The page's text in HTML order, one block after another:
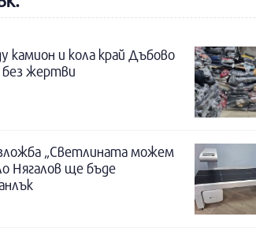
и кола край Дъбово
без жертви
„Светлината можем
Нягалов ще бъде